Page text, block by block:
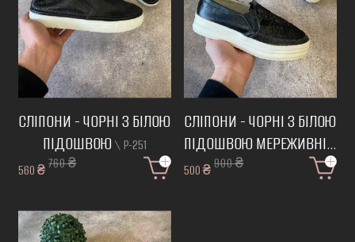
СЛІПОНИ - ЧОРНІ З БІЛОЮ
ПІДОШВОЮ\ Р-251
560 ₴ 760 ₴
СЛІПОНИ - ЧОРНІ З БІЛОЮ
ПІДОШВОЮ МЕРЕЖИВНІ\
500 ₴ 900 ₴